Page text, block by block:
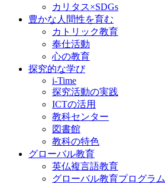
カリタス×SDGs
豊かな人間性を育む
カトリック教育
奉仕活動
心の教育
探究的な学び
i-Time
探究活動の実践
ICTの活用
教科センター
図書館
教科の特色
グローバル教育
英仏複言語教育
グローバル教育プログラム